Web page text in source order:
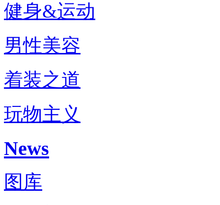
健身&运动
男性美容
着装之道
玩物主义
News
图库